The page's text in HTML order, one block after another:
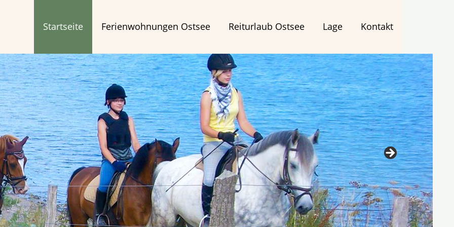
Startseite Ferienwohnungen Ostsee Reiturlaub Ostsee Lage Kontakt